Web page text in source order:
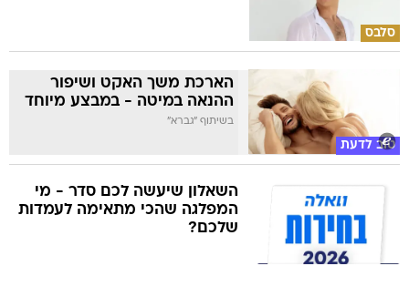
סלבס
טוב לדעת
הארכת משך האקט ושיפור
ההנאה במיטה - במבצע מיוחד
בשיתוף "גברא"
השאלון שיעשה לכם סדר - מי
המפלגה שהכי מתאימה לעמדות
שלכם?